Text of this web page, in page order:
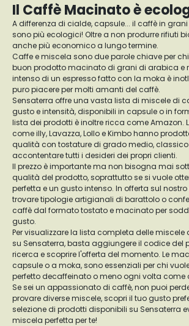
Il Caffè Macinato è
A differenza di cialde, capsule... il caffè in
sono più ecologici! Oltre a non produrre rifiuti
anche più economico a lungo termine.
Caffe e miscela sono due parole chiave per
buon prodotto macinato di grani di arabica e
intenso di un espresso fatto con la moka è
puro piacere per molti amanti del caffè.
Sensaterra offre una vasta lista di miscele di
gusto e intensità, disponibili in capsule o in
lista dei prodotti è inoltre ricca come Amazon.
come illy, Lavazza, Lollo e Kimbo hanno
qualità con tostature di grado medio, classico
accontentare tutti i desideri dei propri clienti.
Il prezzo è importante ma non bisogna mai
qualità del prodotto, soprattutto se si vuole
perfetta e un gusto intenso. In offerta sul
trovare tipologie artigianali di barattolo o
caffè dal formato tostato e macinato per
gusto.
Per visualizzare la lista completa delle
su Sensaterra, basta aggiungere il codice del
ricerca e scoprire l'offerta del momento. Le
capsule o a moka, sono essenziali per chi
perfetto decaffeinato o meno ogni volta come
Se sei un appassionato di caffè, non puoi
provare diverse miscele, scopri il tuo gusto
selezione di prodotti disponibili su Sensaterra
miscela perfetta per te!